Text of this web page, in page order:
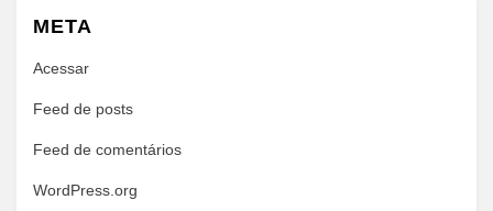
META
Acessar
Feed de posts
Feed de comentários
WordPress.org